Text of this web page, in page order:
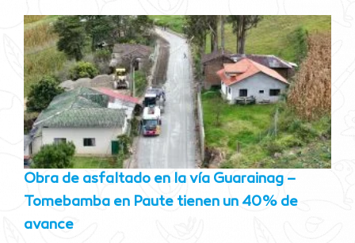
Obra de asfaltado en la vía Guarainag –
Tomebamba en Paute tienen un 40% de
avance